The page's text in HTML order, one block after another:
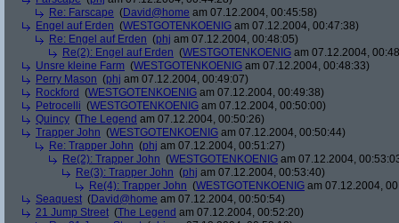
Re: Farscape (David@home am 07.12.2004, 00:45:58)
Engel auf Erden (WESTGOTENKOENIG am 07.12.2004, 00:47:38)
Re: Engel auf Erden (phj am 07.12.2004, 00:48:05)
Re(2): Engel auf Erden (WESTGOTENKOENIG am 07.12.2004,
Unsre kleine Farm (WESTGOTENKOENIG am 07.12.2004, 00:48:33)
Perry Mason (phj am 07.12.2004, 00:49:07)
Rockford (WESTGOTENKOENIG am 07.12.2004, 00:49:38)
Petrocelli (WESTGOTENKOENIG am 07.12.2004, 00:50:00)
Quincy (The Legend am 07.12.2004, 00:50:26)
Trapper John (WESTGOTENKOENIG am 07.12.2004, 00:50:44)
Re: Trapper John (phj am 07.12.2004, 00:51:27)
Re(2): Trapper John (WESTGOTENKOENIG am 07.12.2004,
Re(3): Trapper John (phj am 07.12.2004, 00:53:40)
Re(4): Trapper John (WESTGOTENKOENIG am 07.12.2004,
Seaquest (David@home am 07.12.2004, 00:50:54)
21 Jump Street (The Legend am 07.12.2004, 00:52:20)